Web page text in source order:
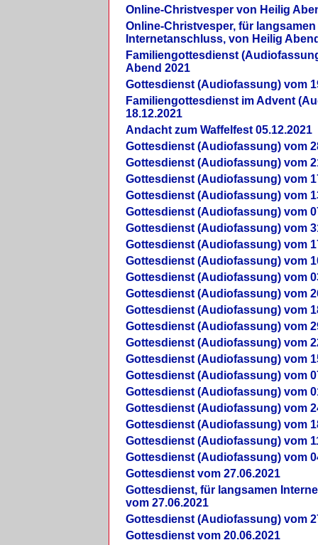
Online-Christvesper von Heilig
Online-Christvesper, für langsamen
Internetanschluss, von Heilig
Familiengottesdienst
Abend 2021
Gottesdienst (Audiofassung) vom
Familiengottesdienst im Advent
18.12.2021
Andacht zum Waffelfest 05.12.2021
Gottesdienst (Audiofassung) vom
Gottesdienst (Audiofassung) vom
Gottesdienst (Audiofassung) vom
Gottesdienst (Audiofassung) vom
Gottesdienst (Audiofassung) vom
Gottesdienst (Audiofassung) vom
Gottesdienst (Audiofassung) vom
Gottesdienst (Audiofassung) vom
Gottesdienst (Audiofassung) vom
Gottesdienst (Audiofassung) vom
Gottesdienst (Audiofassung) vom
Gottesdienst (Audiofassung) vom
Gottesdienst (Audiofassung) vom
Gottesdienst (Audiofassung) vom
Gottesdienst (Audiofassung) vom
Gottesdienst (Audiofassung) vom
Gottesdienst (Audiofassung) vom
Gottesdienst (Audiofassung) vom
Gottesdienst (Audiofassung) vom
Gottesdienst (Audiofassung) vom
Gottesdienst vom 27.06.2021
Gottesdienst, für langsamen
vom 27.06.2021
Gottesdienst (Audiofassung) vom
Gottesdienst vom 20.06.2021